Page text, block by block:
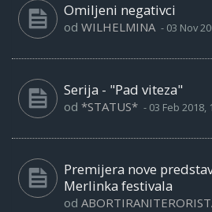
Omiljeni negativci
od WILHELMINA - 03 Nov
Serija - "Pad viteza"
od *STATUS* - 03 Feb 2018,
Premijera nove
Merlinka festivala
od